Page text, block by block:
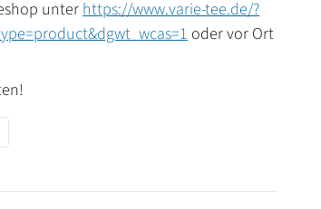
unterhttps://www.varie-tee.de/?
oder vor Ort